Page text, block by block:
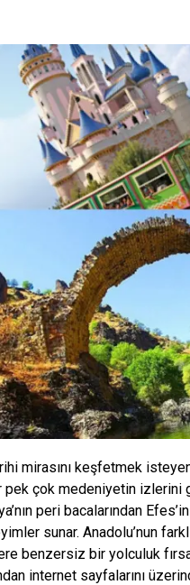
mirasını keşfetmek
pek çok medeniyetin
peri bacalarından
sunar. Anadolu’nun
benzersiz bir yolculuk
internet sayfalarını